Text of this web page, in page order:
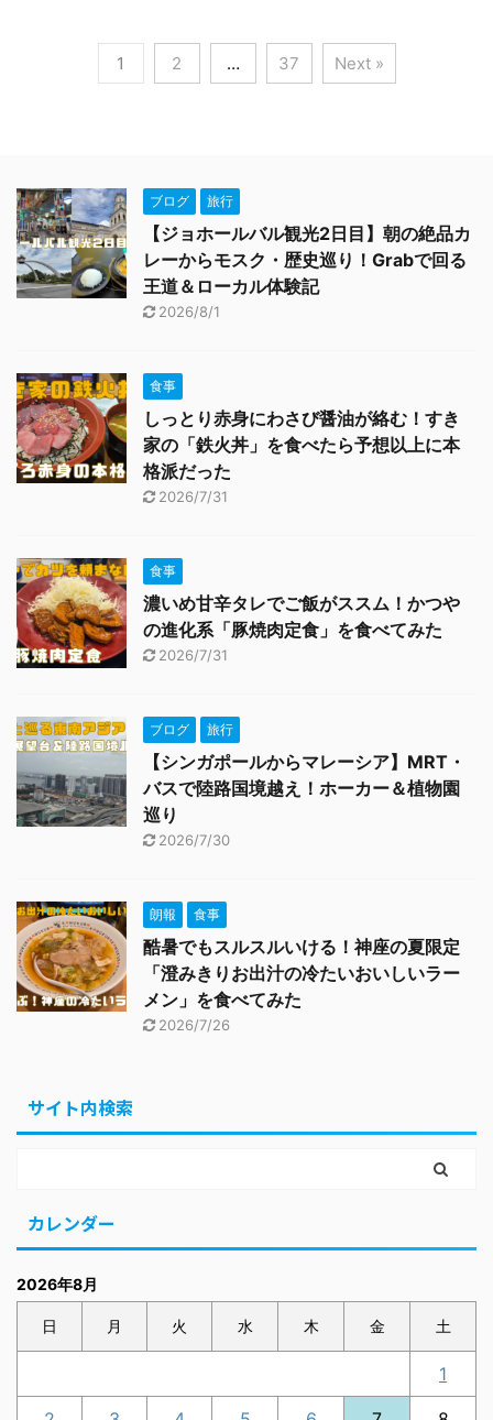
1 2 … 37 Next »
ブログ 旅行
【ジョホールバル観光2日目】朝の絶品カ
レーからモスク・歴史巡り！Grabで回る
王道＆ローカル体験記
2026/8/1
食事
しっとり赤身にわさび醤油が絡む！すき
家の「鉄火丼」を食べたら予想以上に本
格派だった
2026/7/31
食事
濃いめ甘辛タレでご飯がススム！かつや
の進化系「豚焼肉定食」を食べてみた
2026/7/31
ブログ 旅行
【シンガポールからマレーシア】MRT・
バスで陸路国境越え！ホーカー＆植物園
巡り
2026/7/30
朗報 食事
酷暑でもスルスルいける！神座の夏限定
「澄みきりお出汁の冷たいおいしいラー
メン」を食べてみた
2026/7/26
サイト内検索
カレンダー
2026年8月
日 月 火 水 木 金 土
1